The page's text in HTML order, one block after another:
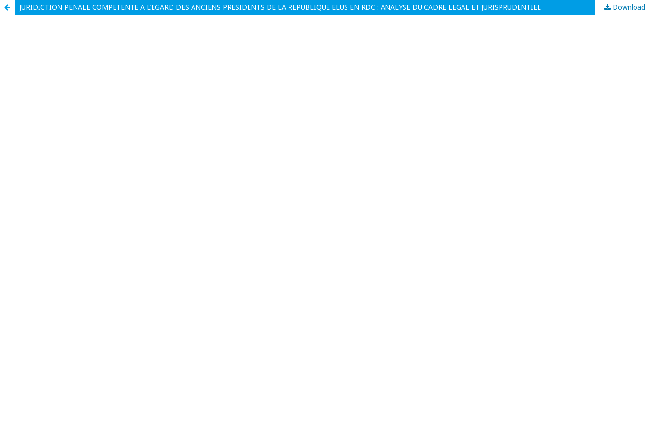
JURIDICTION PENALE COMPETENTE A L’EGARD DES ANCIENS PRESIDENTS DE LA REPUBLIQUE ELUS EN RDC : ANALYSE DU CADRE LEGAL ET JURISPRUDENTIEL Download